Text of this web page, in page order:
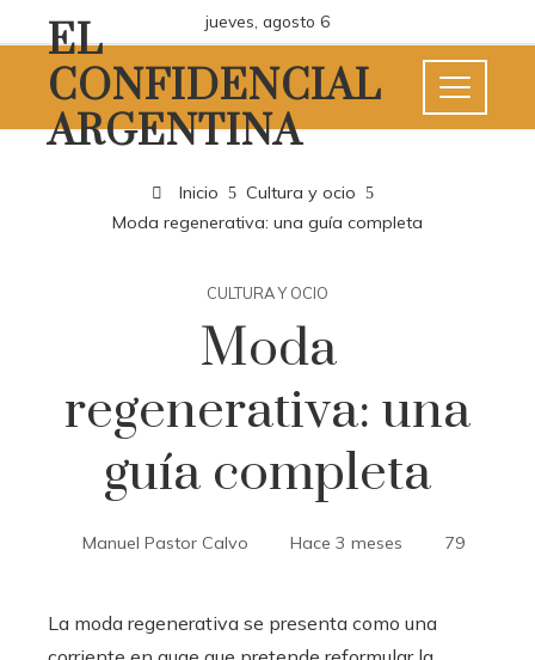
jueves, agosto 6
EL
CONFIDENCIAL
ARGENTINA
Inicio
Cultura y ocio
Moda regenerativa: una guía completa
CULTURA Y OCIO
Moda
regenerativa: una
guía completa
Manuel Pastor Calvo Hace 3 meses 79
La moda regenerativa se presenta como una